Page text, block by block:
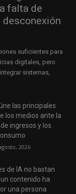
falta de
desconexión
suficientes para
digitales, pero
sistemas,
las principales
los medios ante la
ingresos y los
2026
de IA no bastan
contenido ha
una persona